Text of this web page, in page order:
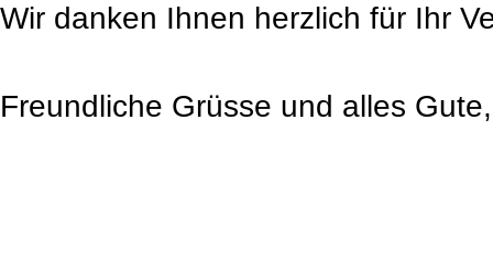
Wir danken Ihnen herzlich für Ihr
Freundliche Grüsse und alles